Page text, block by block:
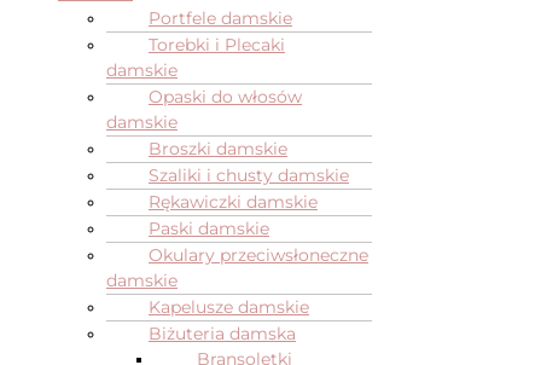
Portfele damskie
Torebki i Plecaki
damskie
Opaski do włosów
damskie
Broszki damskie
Szaliki i chusty damskie
Rękawiczki damskie
Paski damskie
Okulary przeciwsłoneczne
damskie
Kapelusze damskie
Biżuteria damska
Bransoletki